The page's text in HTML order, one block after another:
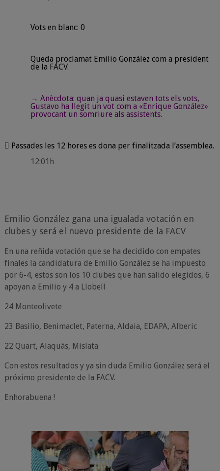
Vots en blanc: 0
Queda proclamat Emilio González com a president
de la FACV.
→ Anècdota: quan ja quasi estaven tots els vots,
Gustavo ha llegit un vot com a «Enrique González»
provocant un somriure als assistents.
 Passades les 12 hores es dona per finalitzada l’assemblea.
12:01h
Emilio González gana una igualada votación en
clubes y será el nuevo presidente de la FACV
En una reñida votación que se ha decidido con empates
finales la candidatura de Emilio González se ha impuesto
por 6-4, estos son los 10 clubes que han salido elegidos, 6
apoyan a Emilio y 4 a Llobell
24 Monteolivete
23 Basilio, Benimaclet, Paterna, Aldaia, EDAPA, Alberic
22 Quart, Alaquàs, Mislata
Con estos resultados y ya sin duda Emilio González será el
próximo presidente de la FACV.
Enhorabuena !